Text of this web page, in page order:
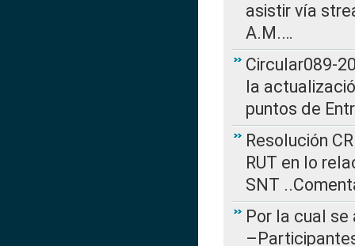
asistir vía
A.M.…
Circular089-
la
puntos de
Resolución
RUT en lo
SNT
Por la cual se